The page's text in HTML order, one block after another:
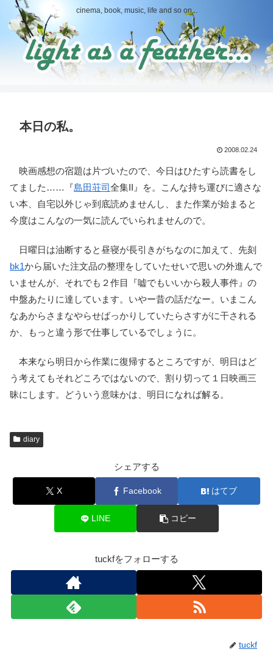
cinema, book, music, life and so on...
本日の私。
2008.02.24
映画感想の宿題は片づいたので、今日はひたすら読書をし
てました……『島田荘司全集II』を。こんな持ち運びに適さな
い本、自宅以外じゃ到底読めませんし、また作業が始まると
今度はこんなの一気に読んでいられませんので。
日曜日は油断すると昼寝が長引きがちなのに加えて、先刻
bk1から届いた注文品の整理をしていたせいで思いの外進んで
いませんが、それでも２作目『嘘でもいいから殺人事件』の
中盤あたりに達しています。いやー昔の話だなー。いまこん
なあからさまなやらせばっかりしていたらさすがに干される
か、もっと違う形で仕事しているでしょうに。
本来なら明日から作業に復帰するところですが、明日はど
う考えてもそれどころではないので、割り切って１日映画三
昧にします。どういう意味かは、明日になれば解る。
diary
シェアする
X Facebook はてブ
LINE コピー
tuckfをフォローする
tuckf